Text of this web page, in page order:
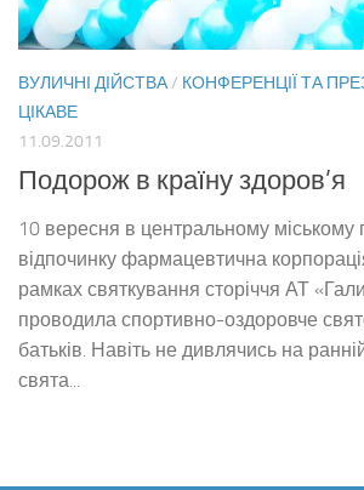
ВУЛИЧНІ ДІЙСТВА/ КОНФЕРЕНЦІЇ ТА
ЦІКАВЕ
11.09.2011
Подорож в країну здоров’я
10 вересня в центральному міському
відпочинку фармацевтична
рамках святкування сторіччя АТ
проводила спортивно-оздоровче
батьків. Навіть не дивлячись на
свята...